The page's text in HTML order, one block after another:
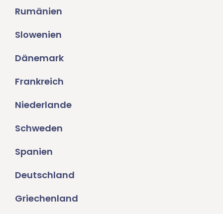
Rumänien
Slowenien
Dänemark
Frankreich
Niederlande
Schweden
Spanien
Deutschland
Griechenland